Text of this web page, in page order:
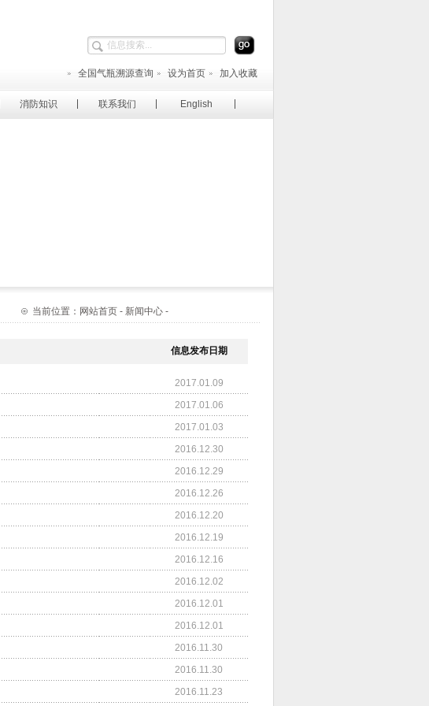
全国气瓶溯源查询 设为首页 加入收藏
消防知识 联系我们 English
当前位置：网站首页 - 新闻中心 -
信息发布日期
2017.01.09
2017.01.06
2017.01.03
2016.12.30
2016.12.29
2016.12.26
2016.12.20
2016.12.19
2016.12.16
2016.12.02
2016.12.01
2016.12.01
2016.11.30
2016.11.30
2016.11.23